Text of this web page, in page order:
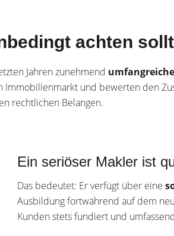
achten
Jahren zunehmend
und bewerten den
rechtlichen Belangen.
Ein seriöser Makler ist
Das bedeutet: Er verfügt über eine
Ausbildung fortwährend auf dem
Kunden stets fundiert und